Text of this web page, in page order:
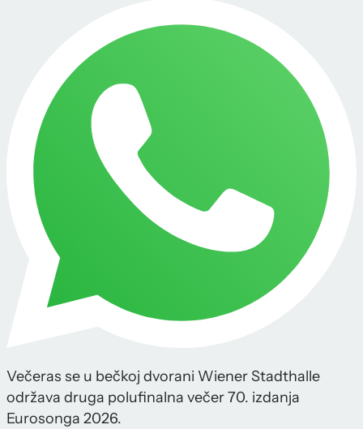
Večeras se u bečkoj dvorani Wiener Stadthalle
održava druga polufinalna večer 70. izdanja
Eurosonga 2026.